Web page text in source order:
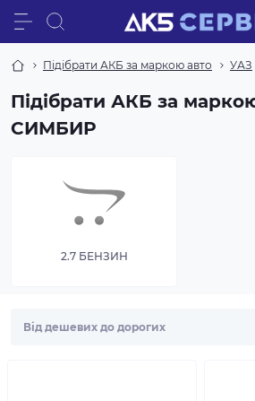
Підібрати АКБ за маркою авто УАЗ
Підібрати АКБ за
СИМБИР
2.7 БЕНЗИН